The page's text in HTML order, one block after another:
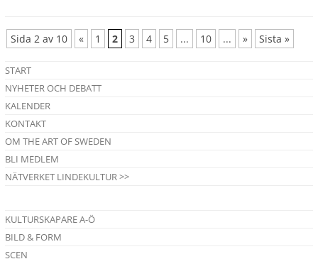
Sida 2 av 10 « 1 2 3 4 5 ... 10 ... » Sista »
START
NYHETER OCH DEBATT
KALENDER
KONTAKT
OM THE ART OF SWEDEN
BLI MEDLEM
NÄTVERKET LINDEKULTUR >>
KULTURSKAPARE A-Ö
BILD & FORM
SCEN